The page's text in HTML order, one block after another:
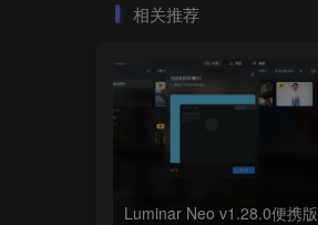
相关推荐
Luminar Neo v1.28.0便携版